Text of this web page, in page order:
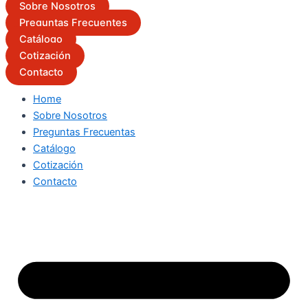
Sobre Nosotros
Preguntas Frecuentes
Catálogo
Cotización
Contacto
Home
Sobre Nosotros
Preguntas Frecuentas
Catálogo
Cotización
Contacto